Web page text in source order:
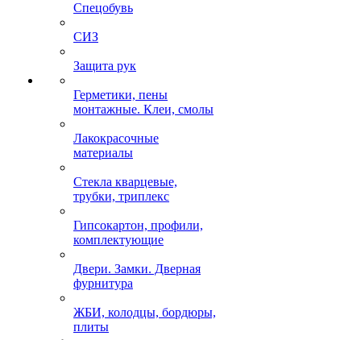
Спецобувь
СИЗ
Защита рук
Герметики, пены
монтажные. Клеи, смолы
Лакокрасочные
материалы
Стекла кварцевые,
трубки, триплекс
Гипсокартон, профили,
комплектующие
Двери. Замки. Дверная
фурнитура
ЖБИ, колодцы, бордюры,
плиты